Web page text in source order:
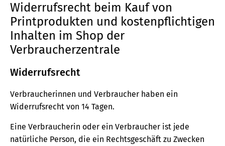
Elemente
Musterbrief (RTF)
E-Broschüre
Widerrufsrecht beim Kauf von
Printprodukten und kostenpflichtigen
Inhalten im Shop der
Verbraucherzentrale
Widerrufsrecht
Verbraucherinnen und Verbraucher haben ein
Widerrufsrecht von 14 Tagen.
Eine Verbraucherin oder ein Verbraucher ist jede
natürliche Person, die ein Rechtsgeschäft zu Zwecken